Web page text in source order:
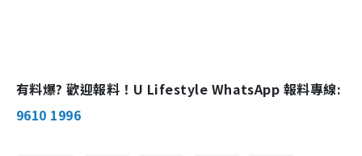
有料爆? 歡迎報料！U Lifestyle WhatsApp 報料專線:
9610 1996